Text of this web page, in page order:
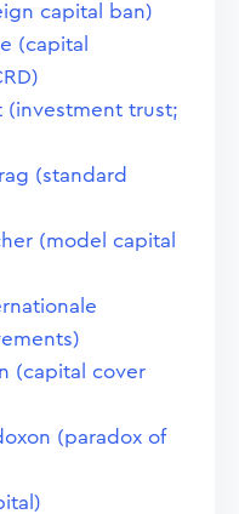
capital ban)
(capital
(investment trust;
(standard
(model capital
(capital cover
(paradox of